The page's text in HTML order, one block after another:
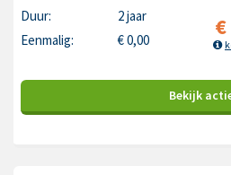
Duur:
2 jaar
Eenmalig:
€0,00 €
Bekijk